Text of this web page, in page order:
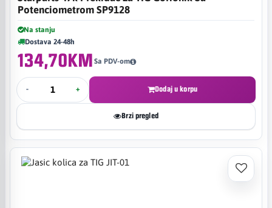
Potenciometrom SP9128
Na stanju
Dostava 24-48h
134,70KM Sa PDV-om
- + Dodaj u korpu
Brzi pregled